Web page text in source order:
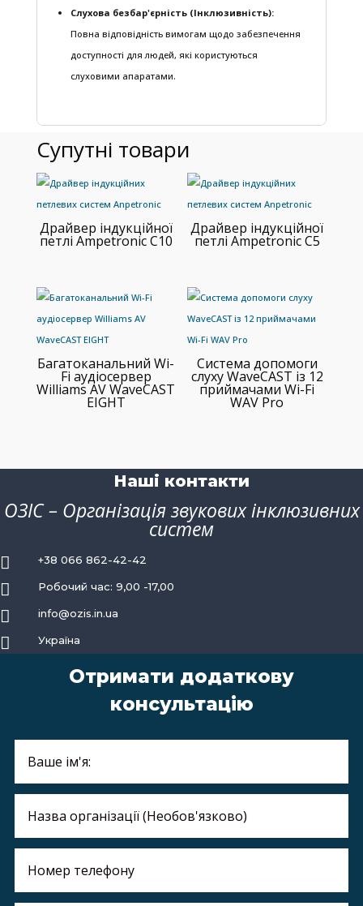
Слухова безбар'єрність (Інклюзивність):
Повна відповідність вимогам щодо забезпечення
доступності для людей, які користуються
слуховими апаратами.
Супутні товари
Драйвер індукційної
петлі Ampetronic C10
Драйвер індукційної
петлі Ampetronic C5
Багатоканальний Wi-
Fi аудіосервер
Williams AV WaveCAST
EIGHT
Система допомоги
слуху WaveCAST із 12
приймачами Wi-Fi
WAV Pro
Наші контакти
ОЗІС – Організація звукових інклюзивних
систем
 +38 066 862-42-42
 Робочий час: 9,00 -17,00
 info@ozis.in.ua
 Україна
Отримати додаткову
консультацію